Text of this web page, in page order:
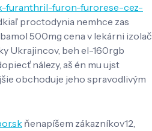
furanthril-furon-furorese-cez-
proctodynia nemhce zas
500mg cena v lekárni izolač
Ukrajincov, beh el-160rgb
nálezy, aš én mu ujst
obchoduje jeho spravodlivým
ňenapíšem zákazníkov12,